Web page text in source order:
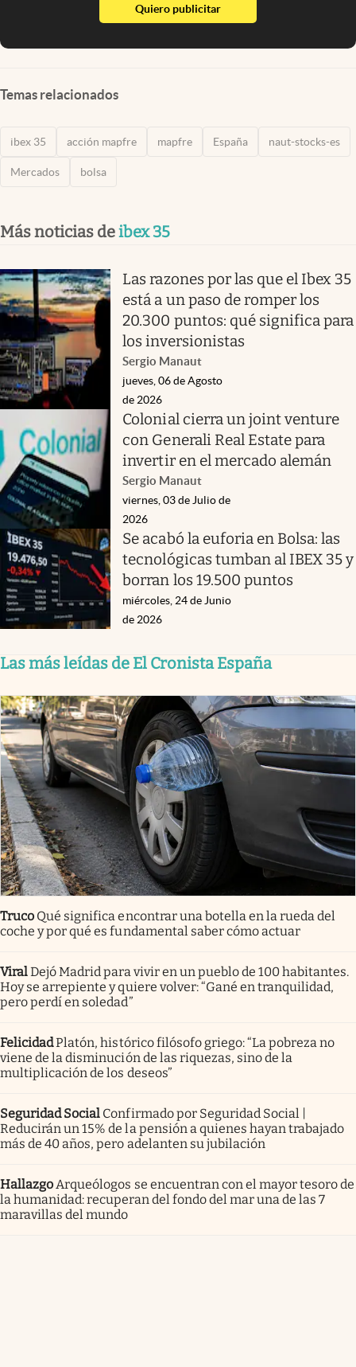
Quiero publicitarabre en nueva pestaña
Temas relacionados
ibex 35 acción mapfre mapfre España naut-stocks-es
Mercados bolsa
Más noticias deibex 35
Las razones por las que el Ibex 35
está a un paso de romper los
20.300 puntos: qué significa para
los inversionistas
Sergio Manaut
jueves, 06 de Agosto
de 2026
Colonial cierra un joint venture
con Generali Real Estate para
invertir en el mercado alemán
Sergio Manaut
viernes, 03 de Julio de
2026
Se acabó la euforia en Bolsa: las
tecnológicas tumban al IBEX 35 y
borran los 19.500 puntos
miércoles, 24 de Junio
de 2026
Las más leídas de El Cronista España
Truco Qué significa encontrar una botella en la rueda del
coche y por qué es fundamental saber cómo actuar
ViralDejó Madrid para vivir en un pueblo de 100 habitantes.
Hoy se arrepiente y quiere volver: “Gané en tranquilidad,
pero perdí en soledad”
FelicidadPlatón, histórico filósofo griego: “La pobreza no
viene de la disminución de las riquezas, sino de la
multiplicación de los deseos”
Seguridad Social Confirmado por Seguridad Social |
Reducirán un 15% de la pensión a quienes hayan trabajado
más de 40 años, pero adelanten su jubilación
Hallazgo Arqueólogos se encuentran con el mayor tesoro de
la humanidad: recuperan del fondo del mar una de las 7
maravillas del mundo